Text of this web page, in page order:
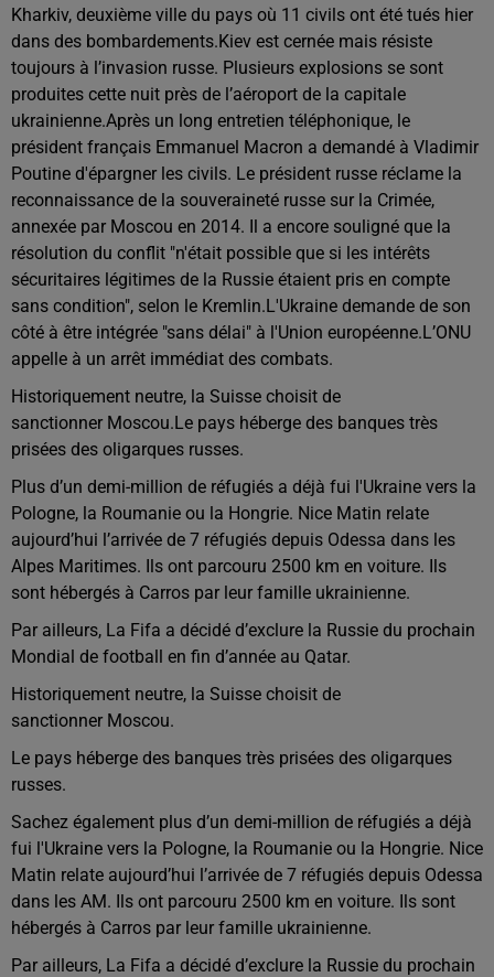
Kharkiv, deuxième ville du pays où 11 civils ont été tués hier
dans des bombardements.Kiev est cernée mais résiste
toujours à l’invasion russe. Plusieurs explosions se sont
produites cette nuit près de l’aéroport de la capitale
ukrainienne.Après un long entretien téléphonique, le
président français Emmanuel Macron a demandé à Vladimir
Poutine d'épargner les civils. Le président russe réclame la
reconnaissance de la souveraineté russe sur la Crimée,
annexée par Moscou en 2014. Il a encore souligné que la
résolution du conflit "n'était possible que si les intérêts
sécuritaires légitimes de la Russie étaient pris en compte
sans condition", selon le Kremlin.L'Ukraine demande de son
côté à être intégrée "sans délai" à l'Union européenne.L’ONU
appelle à un arrêt immédiat des combats.
Historiquement neutre, la Suisse choisit de
sanctionner Moscou.Le pays héberge des banques très
prisées des oligarques russes.
Plus d’un demi-million de réfugiés a déjà fui l'Ukraine vers la
Pologne, la Roumanie ou la Hongrie. Nice Matin relate
aujourd’hui l’arrivée de 7 réfugiés depuis Odessa dans les
Alpes Maritimes. Ils ont parcouru 2500 km en voiture. Ils
sont hébergés à Carros par leur famille ukrainienne.
Par ailleurs, La Fifa a décidé d’exclure la Russie du prochain
Mondial de football en fin d’année au Qatar.
Historiquement neutre, la Suisse choisit de
sanctionner Moscou.
Le pays héberge des banques très prisées des oligarques
russes.
Sachez également plus d’un demi-million de réfugiés a déjà
fui l'Ukraine vers la Pologne, la Roumanie ou la Hongrie. Nice
Matin relate aujourd’hui l’arrivée de 7 réfugiés depuis Odessa
dans les AM. Ils ont parcouru 2500 km en voiture. Ils sont
hébergés à Carros par leur famille ukrainienne.
Par ailleurs, La Fifa a décidé d’exclure la Russie du prochain